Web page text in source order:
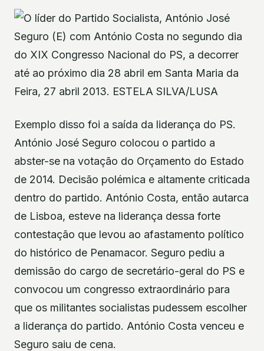
Exemplo disso foi a saída da liderança do PS.
António José Seguro colocou o partido a
abster-se na votação do Orçamento do Estado
de 2014. Decisão polémica e altamente criticada
dentro do partido. António Costa, então autarca
de Lisboa, esteve na liderança dessa forte
contestação que levou ao afastamento político
do histórico de Penamacor. Seguro pediu a
demissão do cargo de secretário-geral do PS e
convocou um congresso extraordinário para
que os militantes socialistas pudessem escolher
a liderança do partido. António Costa venceu e
Seguro saiu de cena.